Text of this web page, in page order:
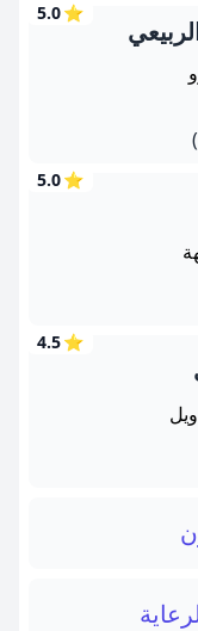
⭐
5.0
⭐
5.0
⭐
4.5